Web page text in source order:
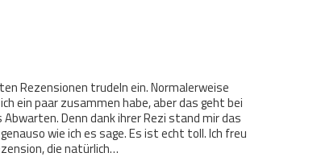
Rezensionen trudeln ein. Normalerweise
ein paar zusammen habe, aber das geht bei
Denn dank ihrer Rezi stand mir das
wie ich es sage. Es ist echt toll. Ich freu
die natürlich…